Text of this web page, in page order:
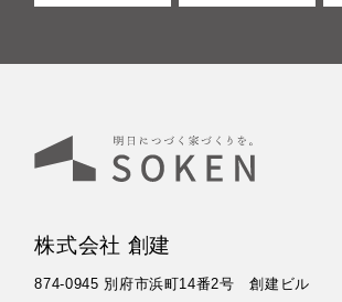
株式会社 創建
874-0945 別府市浜町14番2号 創建ビル